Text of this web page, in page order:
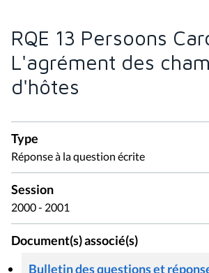
RQE 13 Persoons
L'agrément des
d'hôtes
Type
Réponse à la question écrite
Session
2000 - 2001
Document(s) associé(s)
Bulletin des questions et